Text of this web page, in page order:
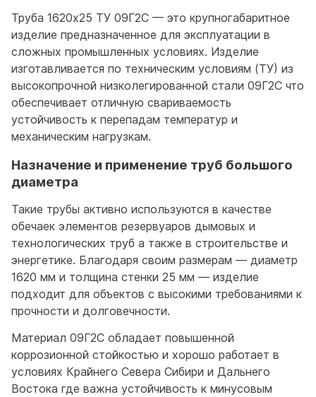
Труба 1620x25 ТУ 09Г2С — это крупногабаритное
изделие предназначенное для эксплуатации в
сложных промышленных условиях. Изделие
изготавливается по техническим условиям (ТУ) из
высокопрочной низколегированной стали 09Г2С что
обеспечивает отличную свариваемость
устойчивость к перепадам температур и
механическим нагрузкам.
Назначение и применение труб большого
диаметра
Такие трубы активно используются в качестве
обечаек элементов резервуаров дымовых и
технологических труб а также в строительстве и
энергетике. Благодаря своим размерам — диаметр
1620 мм и толщина стенки 25 мм — изделие
подходит для объектов с высокими требованиями к
прочности и долговечности.
Материал 09Г2С обладает повышенной
коррозионной стойкостью и хорошо работает в
условиях Крайнего Севера Сибири и Дальнего
Востока где важна устойчивость к минусовым